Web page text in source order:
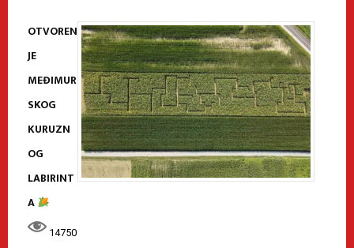
OTVOREN
JE
MEĐIMUR
SKOG
KURUZN
OG
LABIRINT
A
14750